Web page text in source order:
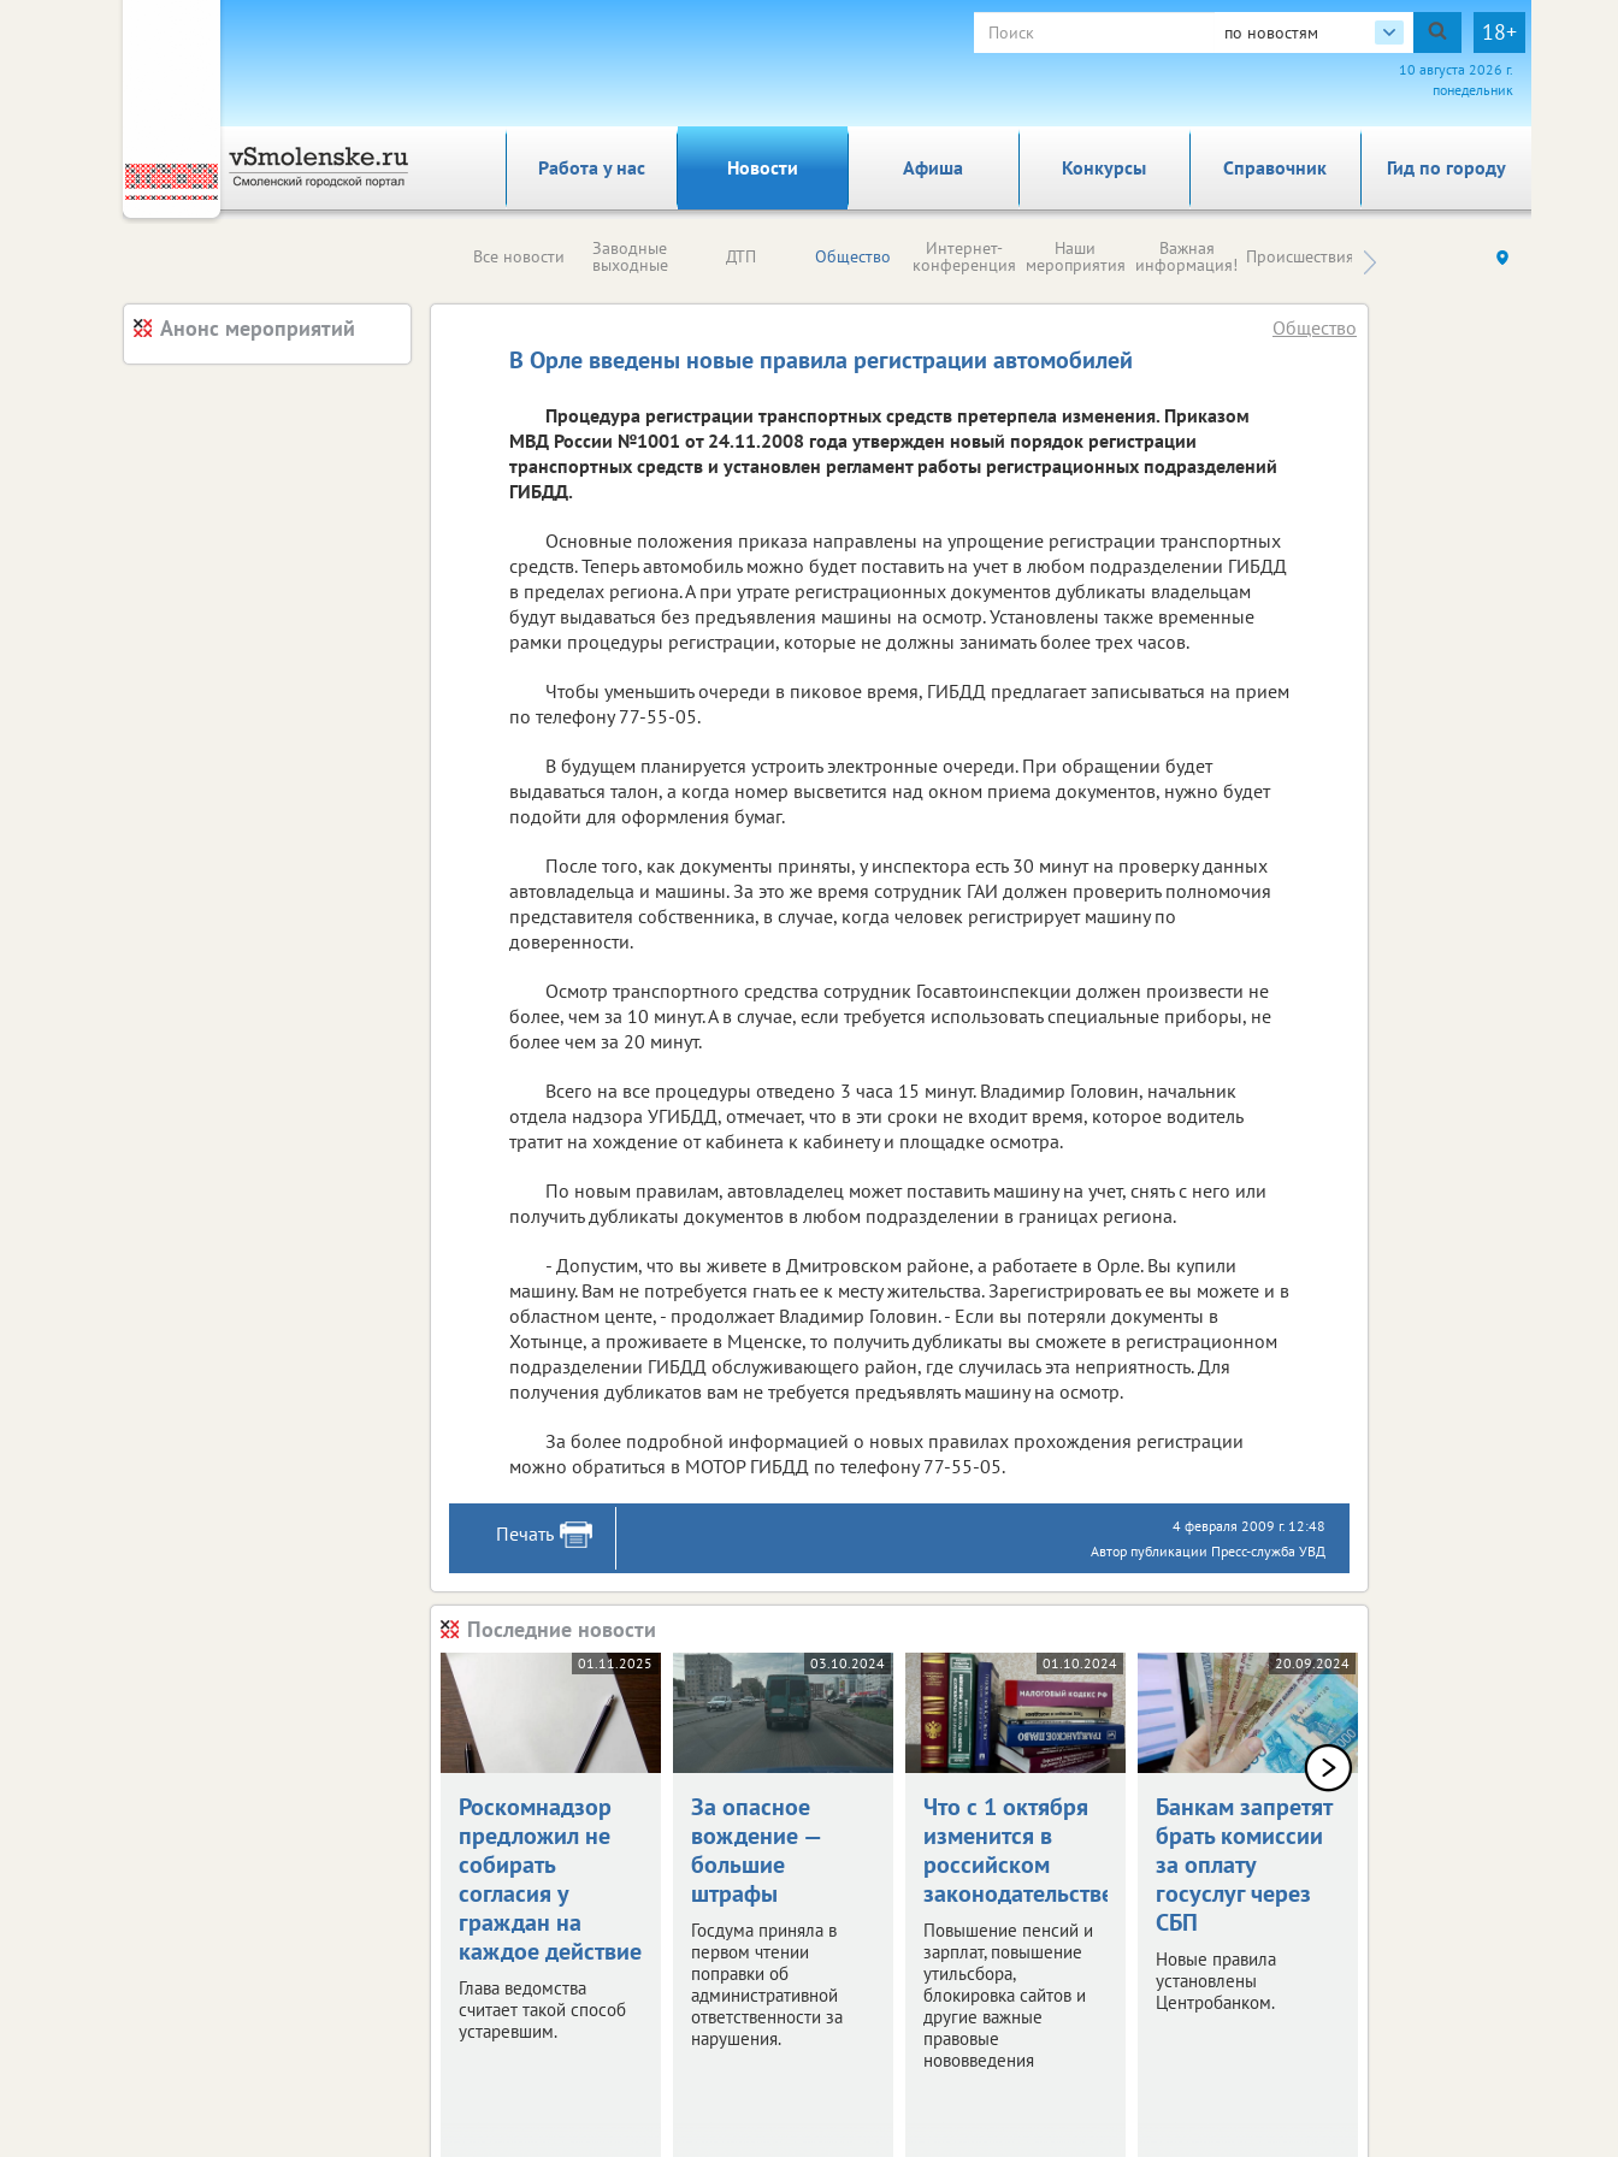
по новостям 18+
10 августа 2026 г.
понедельник
Работа у нас Новости Афиша Справочник Гид по городу
Конкурсы
Все новости Заводные
выходные ДТП Общество Интернет-
конференция
Наши
мероприятия
Важная
информация! Происшествия Здоровье компаний (на
В Орле введены новые правила регистрации автомобилей
Общество
Процедура регистрации транспортных средств претерпела изменения. Приказом
МВД России №1001 от 24.11.2008 года утвержден новый порядок регистрации
транспортных средств и установлен регламент работы регистрационных подразделений
ГИБДД.
Основные положения приказа направлены на упрощение регистрации транспортных
средств. Теперь автомобиль можно будет поставить на учет в любом подразделении ГИБДД
в пределах региона. А при утрате регистрационных документов дубликаты владельцам
будут выдаваться без предъявления машины на осмотр. Установлены также временные
рамки процедуры регистрации, которые не должны занимать более трех часов.
Чтобы уменьшить очереди в пиковое время, ГИБДД предлагает записываться на прием
по телефону 77-55-05.
В будущем планируется устроить электронные очереди. При обращении будет
выдаваться талон, а когда номер высветится над окном приема документов, нужно будет
подойти для оформления бумаг.
После того, как документы приняты, у инспектора есть 30 минут на проверку данных
автовладельца и машины. За это же время сотрудник ГАИ должен проверить полномочия
представителя собственника, в случае, когда человек регистрирует машину по
доверенности.
Осмотр транспортного средства сотрудник Госавтоинспекции должен произвести не
более, чем за 10 минут. А в случае, если требуется использовать специальные приборы, не
более чем за 20 минут.
Всего на все процедуры отведено 3 часа 15 минут. Владимир Головин, начальник
отдела надзора УГИБДД, отмечает, что в эти сроки не входит время, которое водитель
тратит на хождение от кабинета к кабинету и площадке осмотра.
По новым правилам, автовладелец может поставить машину на учет, снять с него или
получить дубликаты документов в любом подразделении в границах региона.
- Допустим, что вы живете в Дмитровском районе, а работаете в Орле. Вы купили
машину. Вам не потребуется гнать ее к месту жительства. Зарегистрировать ее вы можете и в
областном центе, - продолжает Владимир Головин. - Если вы потеряли документы в
Хотынце, а проживаете в Мценске, то получить дубликаты вы сможете в регистрационном
подразделении ГИБДД обслуживающего район, где случилась эта неприятность. Для
получения дубликатов вам не требуется предъявлять машину на осмотр.
За более подробной информацией о новых правилах прохождения регистрации
можно обратиться в МОТОР ГИБДД по телефону 77-55-05.
Печать
4 февраля 2009 г. 12:48
Автор публикации Пресс-служба УВД
Последние новости
01.11.2025
Роскомнадзор
предложил не
собирать
согласия у
граждан на
каждое действие
Глава ведомства
считает такой способ
устаревшим.
03.10.2024
За опасное
вождение —
большие
штрафы
Госдума приняла в
первом чтении
поправки об
административной
ответственности за
нарушения.
01.10.2024
Что с 1 октября
изменится в
российском
законодательстве
Повышение пенсий и
зарплат, повышение
утильсбора,
блокировка сайтов и
другие важные
правовые
нововведения
20.09.2024
Банкам запретят
брать комиссии
за оплату
госуслуг через
СБП
Новые правила
установлены
Центробанком.
Анонс мероприятий